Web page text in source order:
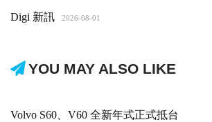
Digi 新訊 2026-08-01
YOU MAY ALSO LIKE
Volvo S60、V60 全新年式正式抵台